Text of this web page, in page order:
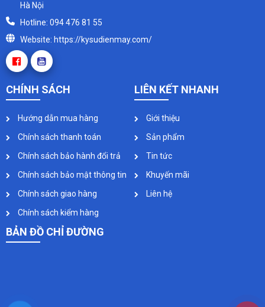
Hà Nội
Hotline: 094 476 81 55
Website: https://kysudienmay.com/
CHÍNH SÁCH
Hướng dẫn mua hàng
Chính sách thanh toán
Chính sách bảo hành đổi trả
Chính sách bảo mật thông tin
Chính sách giao hàng
Chính sách kiểm hàng
LIÊN KẾT NHANH
Giới thiệu
Sản phẩm
Tin tức
Khuyến mãi
Liên hệ
BẢN ĐỒ CHỈ ĐƯỜNG